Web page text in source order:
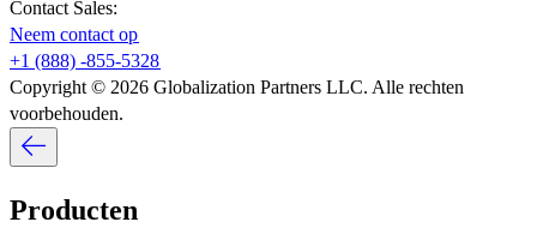
Contact Sales:​​
Neem contact op​​
+1 (888) -855-5328​​
Copyright © 2026 Globalization Partners LLC. Alle rechten
voorbehouden.​​
Producten​​